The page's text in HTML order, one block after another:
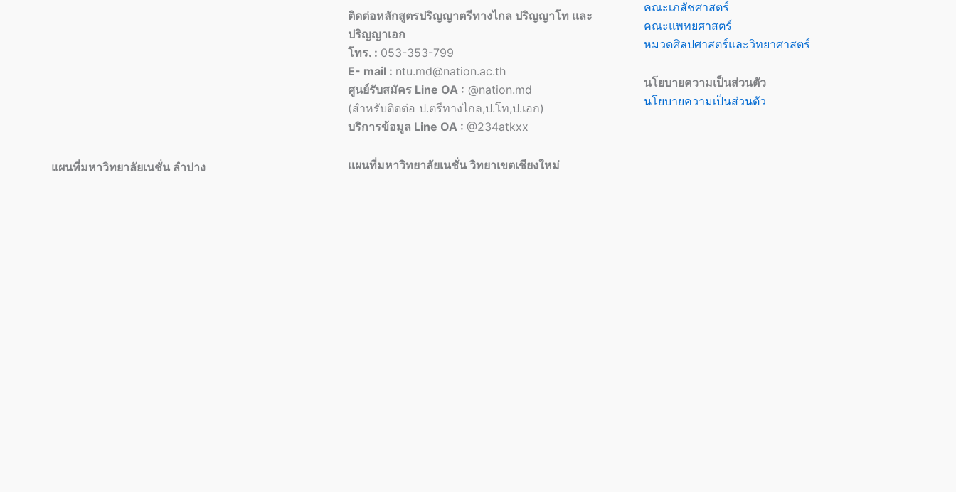
แผนที่มหาวิทยาลัยเนชั่น ลำปาง
ติดต่อหลักสูตรปริญญาตรีทางไกล ปริญญาโท และ
ปริญญาเอก
โทร. : 053-353-799
E- mail : ntu.md@nation.ac.th
ศูนย์รับสมัคร Line OA : @nation.md
(สำหรับติดต่อ ป.ตรีทางไกล,ป.โท,ป.เอก)
บริการข้อมูล Line OA : @234atkxx
แผนที่มหาวิทยาลัยเนชั่น วิทยาเขตเชียงใหม่
คณะเภสัชศาสตร์
คณะแพทยศาสตร์
หมวดศิลปศาสตร์และวิทยาศาสตร์
นโยบายความเป็นส่วนตัว
นโยบายความเป็นส่วนตัว